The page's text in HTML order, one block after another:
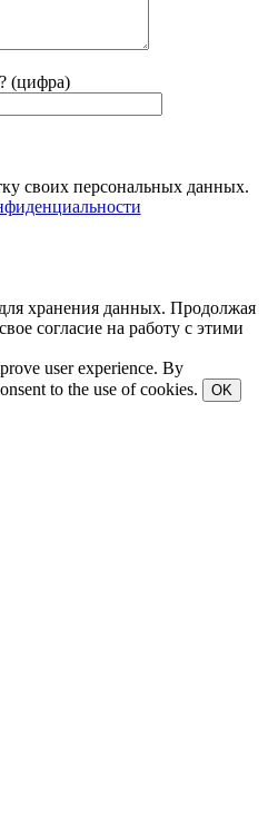
(цифра)
своих персональных данных.
хранения данных. Продолжая
согласие на работу с этими
user experience. By
to the use of cookies.
OK